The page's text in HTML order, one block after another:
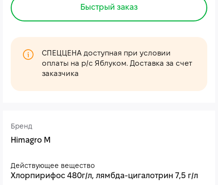
Бренд
Himagro M
Действующее вещество
Хлорпирифос 480г/л, лямбда-цигалотрин 7,5 г/л
Быстрый заказ
СПЕЦЦЕНА доступная при условии
оплаты на р/с Яблуком. Доставка за счет
заказчика